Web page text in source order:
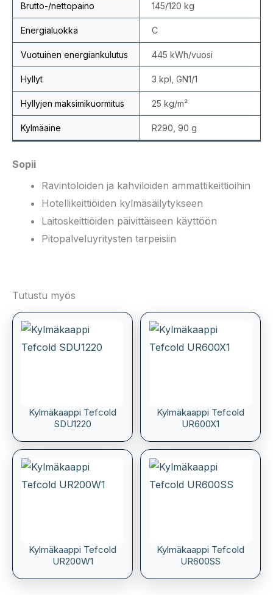
Brutto-/nettopaino 145/120 kg
Energialuokka C
Vuotuinen energiankulutus 445 kWh/vuosi
Hyllyt 3 kpl, GN1/1
Hyllyjen maksimikuormitus 25 kg/m²
Kylmäaine R290, 90 g
Sopii
Ravintoloiden ja kahviloiden ammattikeittioihin
Hotellikeittiöiden kylmäsäilytykseen
Laitoskeittiöiden päivittäiseen käyttöön
Pitopalveluyritysten tarpeisiin
Tutustu myös
Kylmäkaappi Tefcold
SDU1220
Kylmäkaappi Tefcold
UR600X1
Kylmäkaappi Tefcold
UR200W1
Kylmäkaappi Tefcold
UR600SS